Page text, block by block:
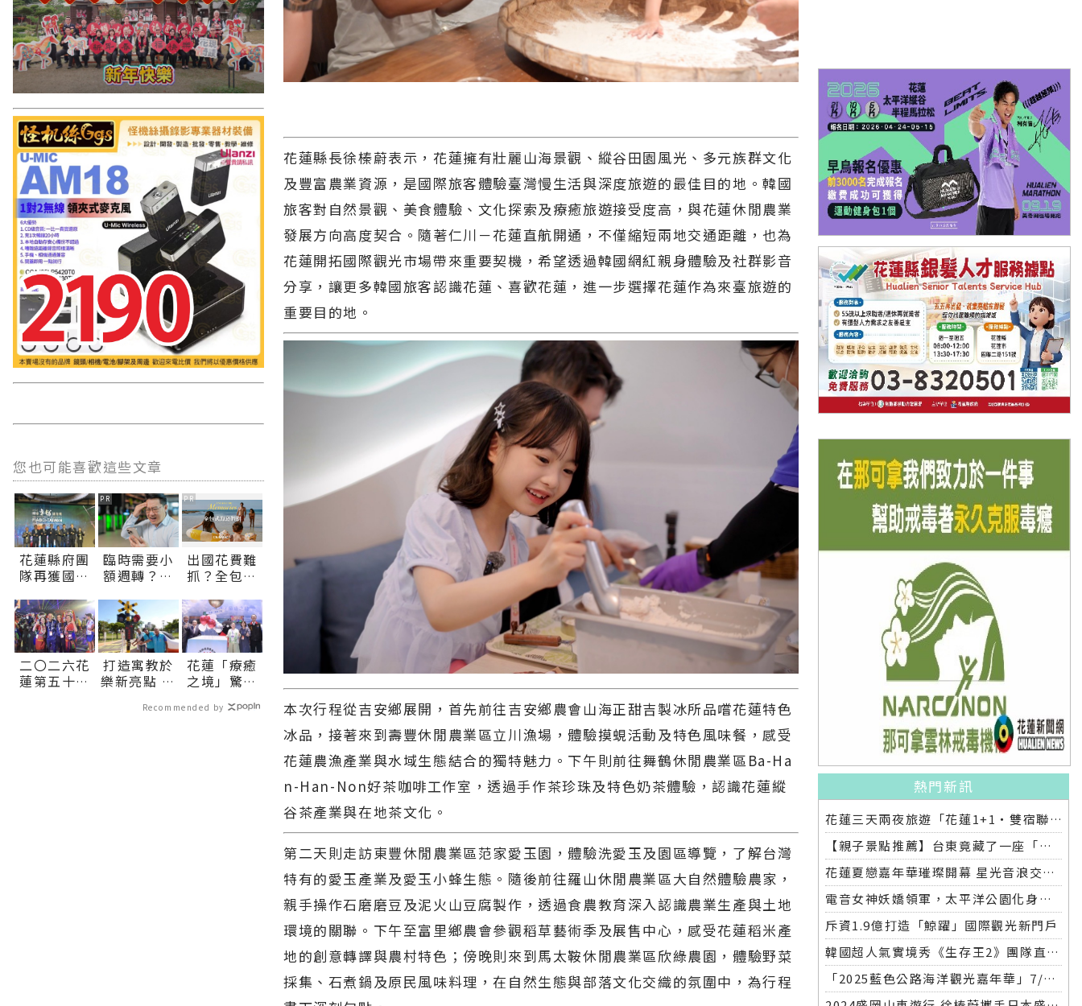
您也可能喜歡這些文章
花蓮縣府團
隊再獲國家
獲2026國家
卓越建設卓
越獎∣花蓮
新聞網官方
網站各類新
聞－最快速
臨時需要小
額週轉？上
找人幫！資
金快速到位
PR
出國花費難
抓？全包式
一價搞定食
宿玩樂，省
錢更省心！
PR
二〇二六花
蓮第五十八
打造寓教於
樂新亮點 大
公園將開放
花蓮「療癒
之境」驚豔
覽會 縣長揭
Recommended by
花蓮縣長徐榛蔚表示，花蓮擁有壯麗山海景觀、縱谷田園風光、多元族群文化
及豐富農業資源，是國際旅客體驗臺灣慢生活與深度旅遊的最佳目的地。韓國
旅客對自然景觀、美食體驗、文化探索及療癒旅遊接受度高，與花蓮休閒農業
發展方向高度契合。隨著仁川－花蓮直航開通，不僅縮短兩地交通距離，也為
花蓮開拓國際觀光市場帶來重要契機，希望透過韓國網紅親身體驗及社群影音
分享，讓更多韓國旅客認識花蓮、喜歡花蓮，進一步選擇花蓮作為來臺旅遊的
重要目的地。
本次行程從吉安鄉展開，首先前往吉安鄉農會山海正甜吉製冰所品嚐花蓮特色
冰品，接著來到壽豐休閒農業區立川漁場，體驗摸蜆活動及特色風味餐，感受
花蓮農漁產業與水域生態結合的獨特魅力。下午則前往舞鶴休閒農業區Ba-Ha
n-Han-Non好茶咖啡工作室，透過手作茶珍珠及特色奶茶體驗，認識花蓮縱
谷茶產業與在地茶文化。
第二天則走訪東豐休閒農業區范家愛玉園，體驗洗愛玉及園區導覽，了解台灣
特有的愛玉產業及愛玉小蜂生態。隨後前往羅山休閒農業區大自然體驗農家，
親手操作石磨磨豆及泥火山豆腐製作，透過食農教育深入認識農業生產與土地
環境的關聯。下午至富里鄉農會參觀稻草藝術季及展售中心，感受花蓮稻米產
地的創意轉譯與農村特色；傍晚則來到馬太鞍休閒農業區欣綠農園，體驗野菜
採集、石煮鍋及原民風味料理，在自然生態與部落文化交織的氛圍中，為行程
熱門新訊
花蓮三天兩夜旅遊「花蓮1+1‧雙宿聯名住房專案」好評加碼 即日起延長至2025年底
【親子景點推薦】台東竟藏了一座「童話公園」！花鹿米開箱❤️孩子放電，爸媽放鬆，我們都快搬來了
花蓮夏戀嘉年華璀璨開幕 星光音浪交織引爆六日狂歡
電音女神妖嬌領軍，太平洋公園化身全台最潮走春熱點
斥資1.9億打造「鯨躍」國際觀光新門戶
韓國超人氣實境秀《生存王2》團隊直飛花蓮拍攝 縣長徐榛蔚:讓全世界知道花蓮有多美!
「2025藍色公路海洋觀光嘉年華」7/25啟航 基隆－花蓮藍色公路試辦航班熱情登場